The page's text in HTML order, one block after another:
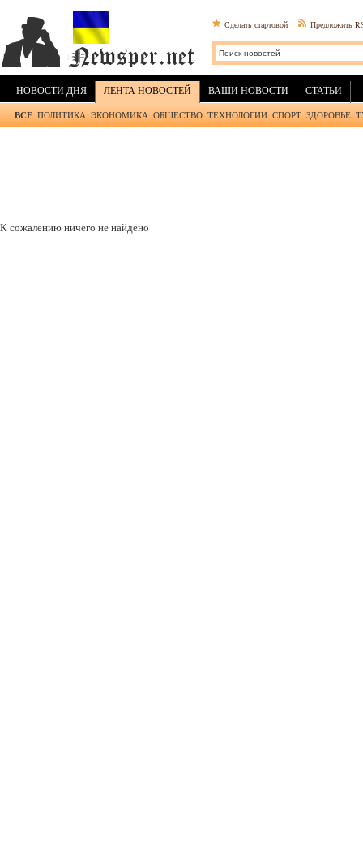
Сделать стартовой Предложить
НОВОСТИ ДНЯ ЛЕНТА НОВОСТЕЙ ВАШИ НОВОСТИ
СТАТЬИ
ВСЕ ПОЛИТИКА ЭКОНОМИКА ОБЩЕСТВО ТЕХНОЛОГИИ СПОРТ ЗДОРОВЬЕ
К сожалению ничего не найдено